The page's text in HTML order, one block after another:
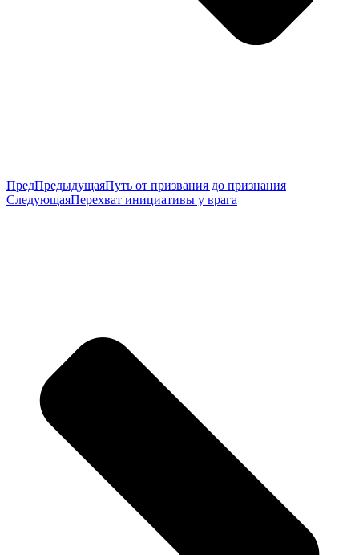
ПредПредыдущаяПуть от призвания до признания
СледующаяПерехват инициативы у врага